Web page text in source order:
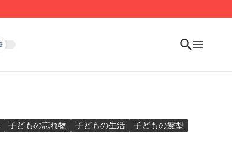
子どもの忘れ物 子どもの生活
子どもの髪型